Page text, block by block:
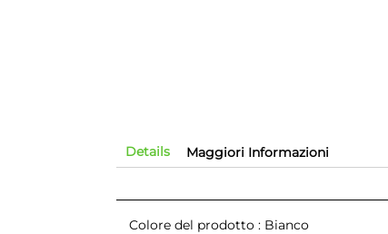
Details
Colore del prodotto : Bianco
Maggiori Informazioni